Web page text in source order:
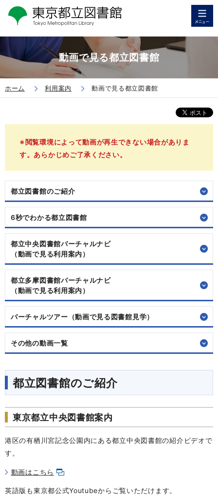
動画で見る都立図書館
ホーム 利用案内 動画で見る都立図書館
※閲覧環境によって動画が再生できない場合がありま
す。あらかじめご了承ください。
都立図書館のご紹介
6秒でわかる都立図書館
都立中央図書館バーチャルナビ
（動画で見る利用案内）
都立多摩図書館バーチャルナビ
（動画で見る利用案内）
バーチャルツアー（動画で見る図書館見学）
その他の動画一覧
都立図書館のご紹介
東京都立中央図書館案内
港区の有栖川宮記念公園内にある都立中央図書館の紹介ビデオで
す。
動画はこちら
英語版も東京都公式Youtubeからご覧いただけます。